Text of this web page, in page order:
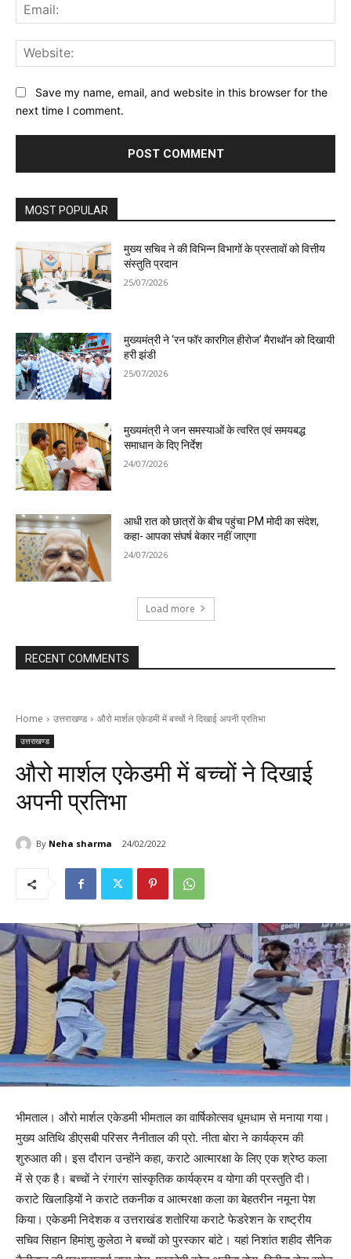
Save my name, email, and website in this browser for the
next time I comment.
MOST POPULAR
मुख्य सचिव ने की विभिन्न विभागों के प्रस्तावों को वित्तीय
संस्तुति प्रदान
25/07/2026
मुख्यमंत्री ने ‘रन फॉर कारगिल हीरोज’ मैराथॉन को दिखायी
हरी झंडी
25/07/2026
मुख्यमंत्री ने जन समस्याओं के त्वरित एवं समयबद्ध
समाधान के दिए निर्देश
24/07/2026
आधी रात को छात्रों के बीच पहुंचा PM मोदी का संदेश,
कहा- आपका संघर्ष बेकार नहीं जाएगा
24/07/2026
Load more
RECENT COMMENTS